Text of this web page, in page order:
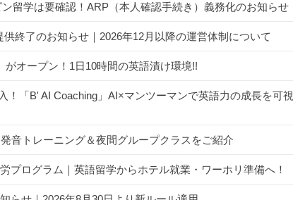
留学は要確認！ARP（本人確認手続き）義務化のお知らせ
終了のお知らせ｜2026年12月以降の運営体制について
オープン！1日10時間の英語漬け環境!!
「B' AI Coaching」AI×マンツーマンで英語力の成長を可視
音トレーニング＆夜間グループクラスをご紹介
プログラム｜英語留学からホテル就業・ワーホリ準備へ！